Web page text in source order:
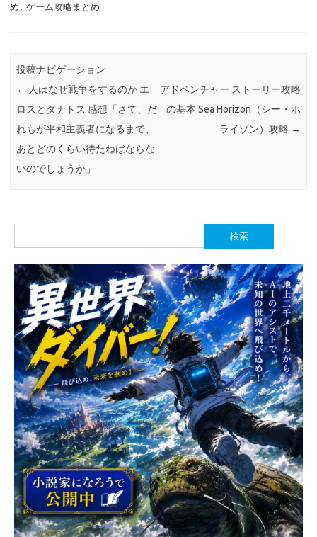
め ゲーム攻略まとめ
投稿ナビゲーション
← 人はなぜ戦争をするのか エ
ロスとタナトス 感想「さて、だ
れもが平和主義者になるまで、
あとどのくらい待たねばならな
いのでしょうか」
アドベンチャー ストーリー攻略
の基本 Sea Horizon（シー・ホ
ライゾン）攻略 →
索: